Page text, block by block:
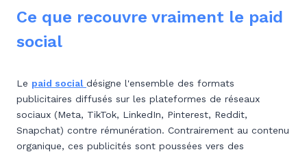
Ce que recouvre vraiment le paid
social
Le paid social désigne l'ensemble des formats
publicitaires diffusés sur les plateformes de réseaux
sociaux (Meta, TikTok, LinkedIn, Pinterest, Reddit,
Snapchat) contre rémunération. Contrairement au contenu
organique, ces publicités sont poussées vers des